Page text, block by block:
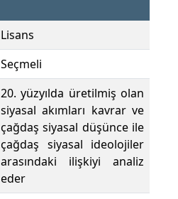
Lisans
Seçmeli
20. yüzyılda üretilmiş olan
siyasal akımları kavrar ve
çağdaş siyasal düşünce ile
çağdaş siyasal ideolojiler
arasındaki ilişkiyi analiz
eder